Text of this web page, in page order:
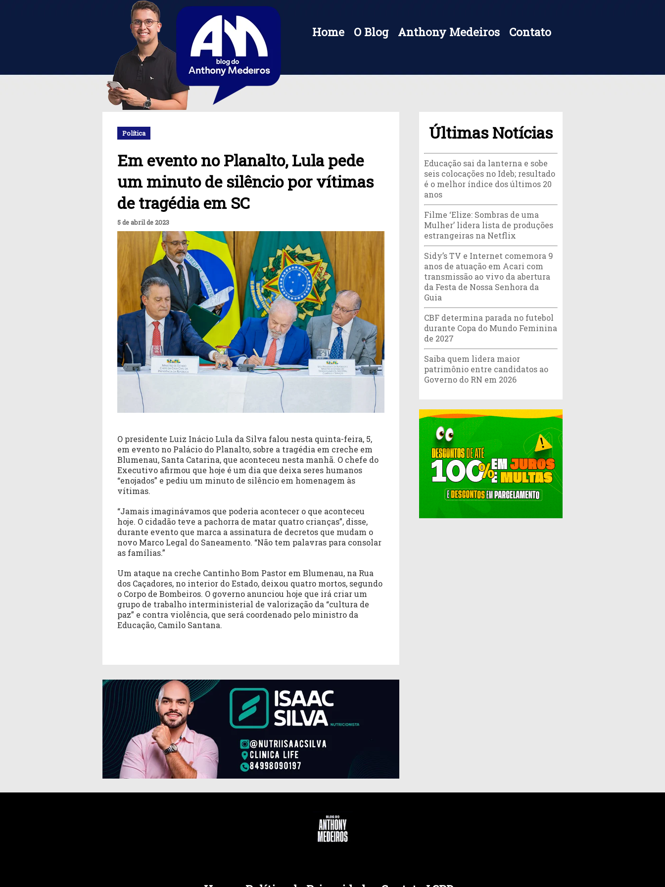
Home O Blog Anthony Medeiros Contato
Política
Em evento no Planalto, Lula pede
um minuto de silêncio por vítimas
de tragédia em SC
5 de abril de 2023
O presidente Luiz Inácio Lula da Silva falou nesta quinta-feira, 5,
em evento no Palácio do Planalto, sobre a tragédia em creche em
Blumenau, Santa Catarina, que aconteceu nesta manhã. O chefe do
Executivo afirmou que hoje é um dia que deixa seres humanos
“enojados” e pediu um minuto de silêncio em homenagem às
vítimas.
“Jamais imaginávamos que poderia acontecer o que aconteceu
hoje. O cidadão teve a pachorra de matar quatro crianças”, disse,
durante evento que marca a assinatura de decretos que mudam o
novo Marco Legal do Saneamento. “Não tem palavras para consolar
as famílias.”
Um ataque na creche Cantinho Bom Pastor em Blumenau, na Rua
dos Caçadores, no interior do Estado, deixou quatro mortos, segundo
o Corpo de Bombeiros. O governo anunciou hoje que irá criar um
grupo de trabalho interministerial de valorização da “cultura de
paz” e contra violência, que será coordenado pelo ministro da
Educação, Camilo Santana.
Últimas Notícias
Educação sai da lanterna e sobe
seis colocações no Ideb; resultado
é o melhor índice dos últimos 20
anos
Filme ‘Elize: Sombras de uma
Mulher’ lidera lista de produções
estrangeiras na Netflix
Sidy’s TV e Internet comemora 9
anos de atuação em Acari com
transmissão ao vivo da abertura
da Festa de Nossa Senhora da
Guia
CBF determina parada no futebol
durante Copa do Mundo Feminina
de 2027
Saiba quem lidera maior
patrimônio entre candidatos ao
Governo do RN em 2026